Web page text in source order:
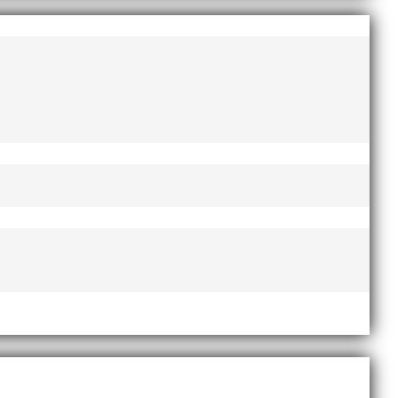
strax söder om Öresundsbron. Distanserna 5 KM
MAIs årliga Malmö Skolmästerskap. Skolorna på